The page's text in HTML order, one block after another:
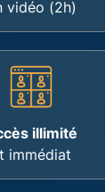
vidéo (2h)
illimité
immédiat